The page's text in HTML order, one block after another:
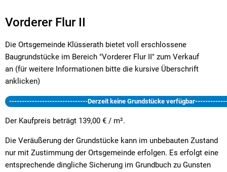
Vorderer Flur II
Die Ortsgemeinde Klüsserath bietet voll erschlossene
Baugrundstücke im Bereich "Vorderer Flur II" zum Verkauf
an (für weitere Informationen bitte die kursive Überschrift
anklicken)
-------------------------------Derzeit keine Grundstücke
Der Kaufpreis beträgt 139,00 € / m².
Die Veräußerung der Grundstücke kann im unbebauten Zustand
nur mit Zustimmung der Ortsgemeinde erfolgen. Es erfolgt eine
entsprechende dingliche Sicherung im Grundbuch zu Gunsten